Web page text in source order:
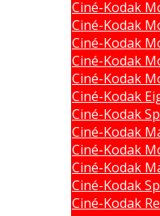
Ciné-Kodak
Ciné-Kodak
Ciné-Kodak
Ciné-Kodak
Ciné-Kodak
Ciné-Kodak
Ciné-Kodak
Ciné-Kodak
Ciné-Kodak
Ciné-Kodak
Ciné-Kodak
Ciné-Kodak